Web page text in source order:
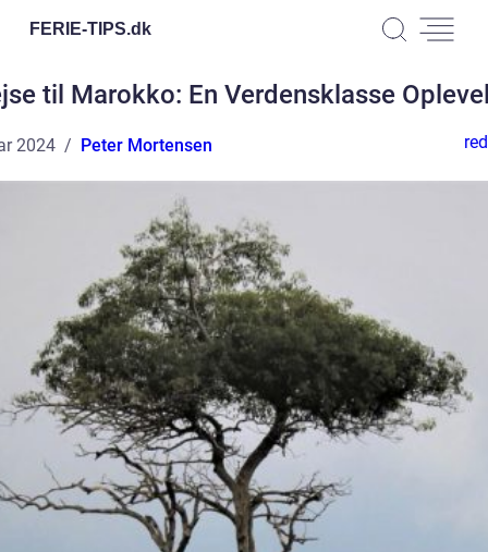
FERIE-TIPS.dk
til Marokko: En Verdensklasse
2024 Peter Mortensen